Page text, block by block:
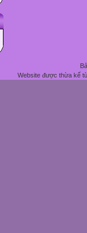
Website được thừa kế